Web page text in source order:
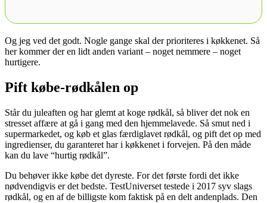
Og jeg ved det godt. Nogle gange skal der prioriteres i køkkenet. Så
her kommer der en lidt anden variant – noget nemmere – noget
hurtigere.
Pift købe-rødkålen op
Står du juleaften og har glemt at koge rødkål, så bliver det nok en
stresset affære at gå i gang med den hjemmelavede. Så smut ned i
supermarkedet, og køb et glas færdiglavet rødkål, og pift det op med
ingredienser, du garanteret har i køkkenet i forvejen. På den måde
kan du lave “hurtig rødkål”.
Du behøver ikke købe det dyreste. For det første fordi det ikke
nødvendigvis er det bedste. TestUniverset testede i 2017 syv slags
rødkål, og en af de billigste kom faktisk på en delt andenplads. Den